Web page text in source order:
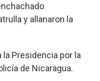
y allanaron la
Presidencia por la
de Nicaragua.